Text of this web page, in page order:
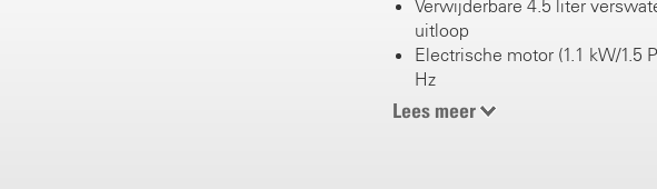
Verwijderbare 4.5 liter
uitloop
Electrische motor (1.1 kW/1.5
Hz
Electrische kabel L = 5 m>
Lees meer